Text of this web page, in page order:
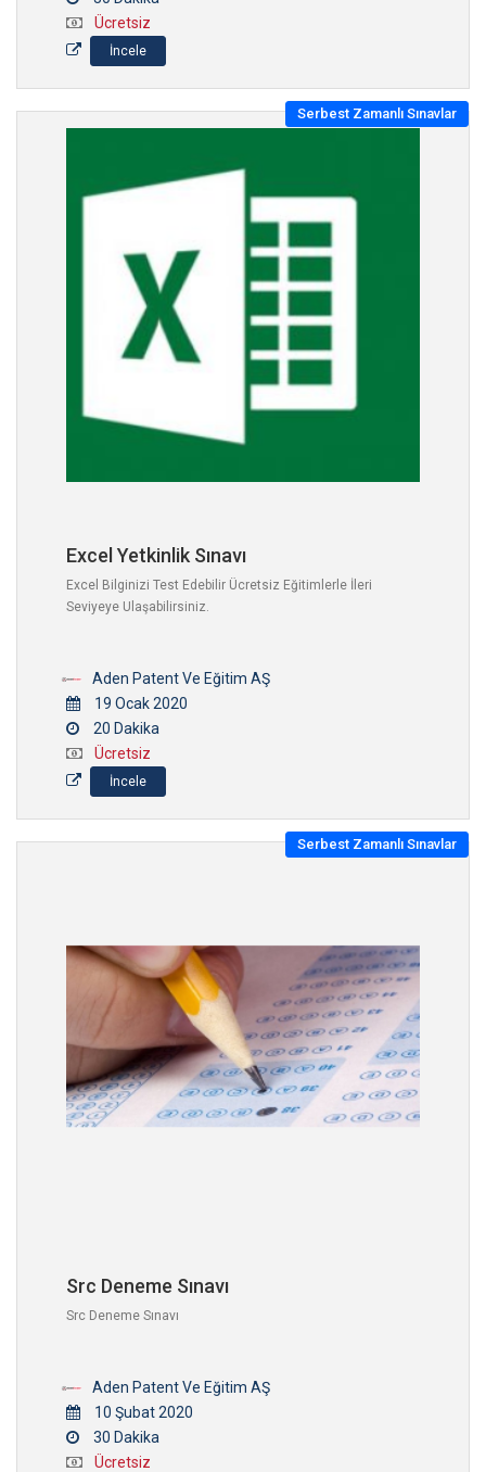
Ücretsiz
İncele
Excel Yetkinlik Sınavı
Excel Bilginizi Test Edebilir Ücretsiz Eğitimlerle İleri
Seviyeye Ulaşabilirsiniz.
Aden Patent Ve Eğitim AŞ
19 Ocak 2020
20 Dakika
Ücretsiz
İncele
Serbest Zamanlı Sınavlar
Src Deneme Sınavı
Src Deneme Sınavı
Aden Patent Ve Eğitim AŞ
10 Şubat 2020
30 Dakika
Ücretsiz
Serbest Zamanlı Sınavlar